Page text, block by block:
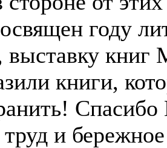
году
выставку
книги,
Спасибо
и